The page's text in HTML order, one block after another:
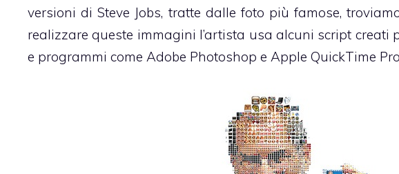
versioni diSteve Jobs, tratte dalle foto più famose,
realizzare queste immagini l’artista usa alcuni script creati
e programmi come Adobe Photoshop e Apple QuickTime